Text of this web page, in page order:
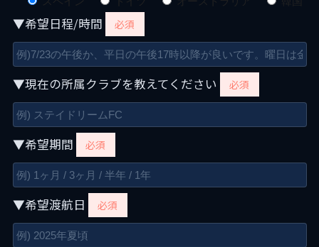
▼希望日程/時間 必須
▼現在の所属クラブを教えてください 必須
▼希望期間 必須
▼希望渡航日 必須